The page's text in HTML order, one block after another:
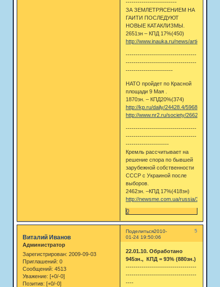
--------------------------
ЗА ЗЕМЛЕТРЯСЕНИЕМ НА
ГАИТИ ПОСЛЕДУЮТ
НОВЫЕ КАТАКЛИЗМЫ.
2651зн – КПД 17%(450)
http://www.inauka.ru/news/
------------------------------------
------------------------------------
------------------------
НАТО пройдет по Красной
площади 9 Мая .
1870зн. – КПД20%(374)
http://kp.ru/daily/24428.4/596862/
http://www.nr2.ru/society/266232.html
------------------------------------
------------------------------------
----------------------
Кремль рассчитывает на
решение спора по бывшей
зарубежной собственности
СССР с Украиной после
выборов.
2462зн. –КПД 17%(418зн)
http://newsme.com.ua/russia/352693/
0
Поделиться 5
2010-
01-24 19:50:06
Виталий Иванов
Администратор
Зарегистрирован: 2009-09-03
Приглашений: 0
Сообщений: 4513
Уважение: [+0/-0]
Позитив: [+0/-0]
22.01.10. Обработано
945зн., КПД = 93% (880зн.)
------------------------------------
------------------------------------
----